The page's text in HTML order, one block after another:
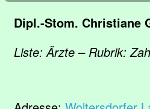
Dipl.-Stom. Christiane
Liste: Ärzte – Rubrik: